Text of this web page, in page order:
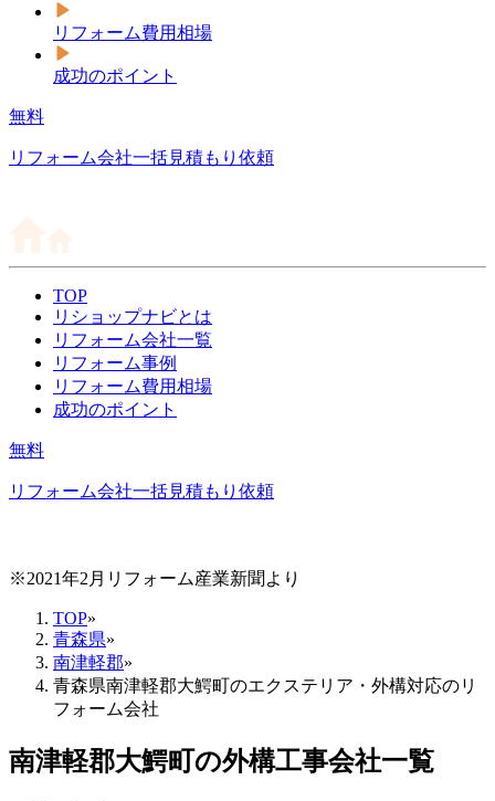
リフォーム費用相場
成功のポイント
無料
リフォーム会社一括見積もり依頼
TOP
リショップナビとは
リフォーム会社一覧
リフォーム事例
リフォーム費用相場
成功のポイント
無料
リフォーム会社一括見積もり依頼
※2021年2月リフォーム産業新聞より
TOP»
青森県»
南津軽郡»
青森県南津軽郡大鰐町のエクステリア・外構対応のリ
フォーム会社
南津軽郡大鰐町の外構工事会社一覧